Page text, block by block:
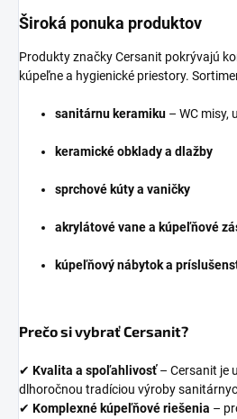
Široká ponuka produktov
Produkty značky Cersanit pokrývajú
kúpeľne a hygienické priestory.
sanitárnu keramiku – WC misy,
keramické obklady a dlažby
sprchové kúty a vaničky
akrylátové vane a kúpeľňové
kúpeľňový nábytok a
Prečo si vybrať Cersanit?
✔ Kvalita a spoľahlivosť– Cersanit je
dlhoročnou tradíciou výroby
✔ Komplexné kúpeľňové riešenia –